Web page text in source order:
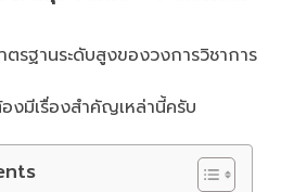
รฐานระดับสูงของวงการวิชาการ
งมีเรื่องสำคัญเหล่านี้ครับ